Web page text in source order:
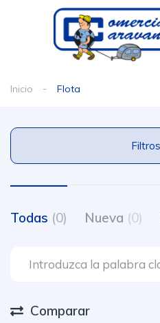
Inicio Flota
Todas (0) Nueva (0)
Comparar